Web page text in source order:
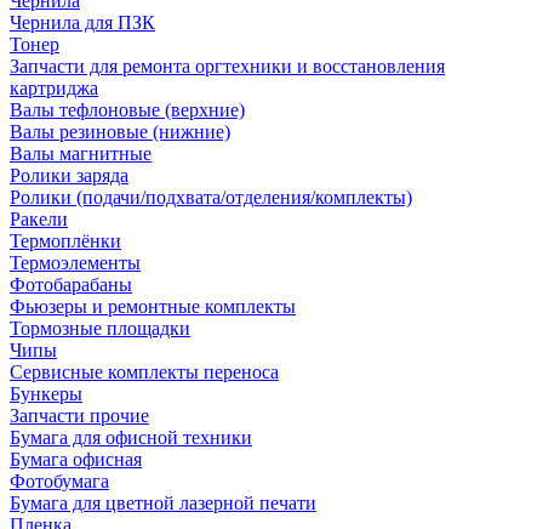
Чернила для ПЗК
Тонер
Запчасти для ремонта оргтехники и восстановления
картриджа
Валы тефлоновые (верхние)
Валы резиновые (нижние)
Валы магнитные
Ролики заряда
Ролики (подачи/подхвата/отделения/комплекты)
Ракели
Термоплёнки
Термоэлементы
Фотобарабаны
Фьюзеры и ремонтные комплекты
Тормозные площадки
Чипы
Сервисные комплекты переноса
Бункеры
Запчасти прочие
Бумага для офисной техники
Бумага офисная
Фотобумага
Бумага для цветной лазерной печати
Пленка